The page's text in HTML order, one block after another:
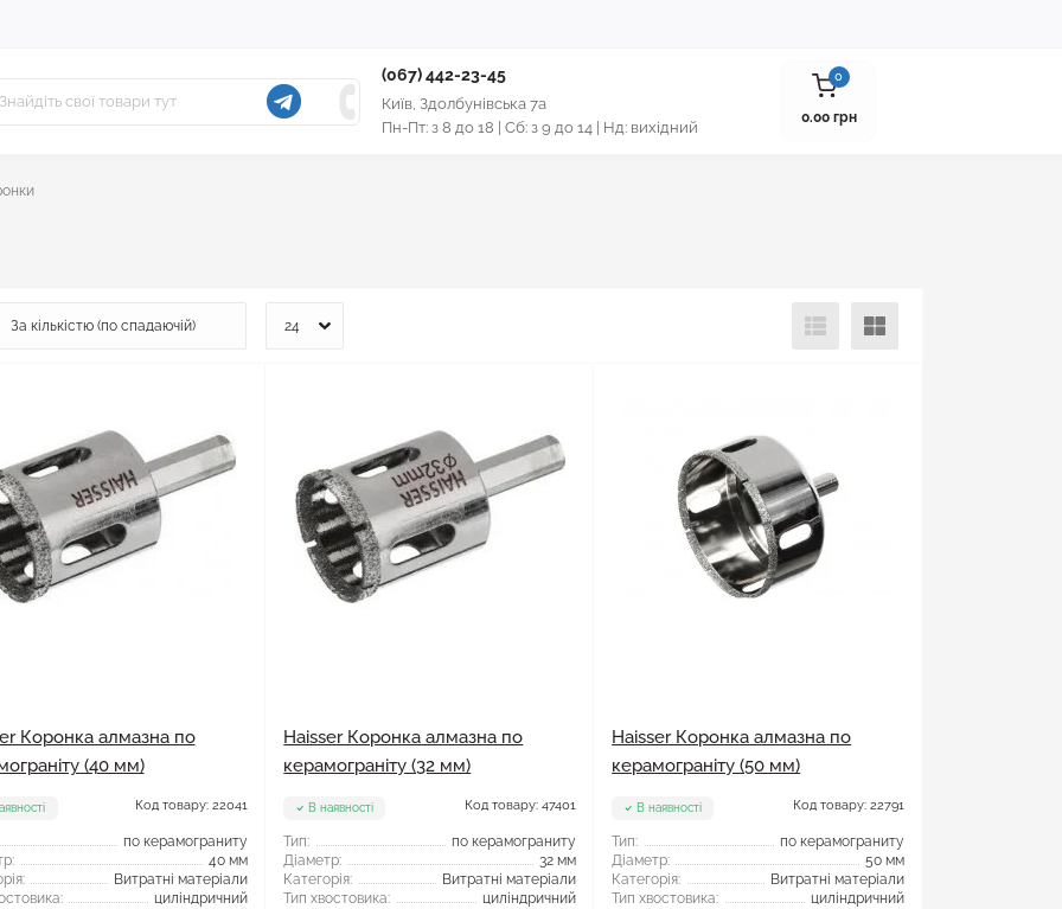
(067) 442-23-45
Київ, Здолбунівська 7а
Пн-Пт: з 8 до 18 | Сб: з 9 до 14 | Нд: вихідний
0
0.00 грн
Коронка алмазна по
(40 мм)
Код товару: 22041
по керамограниту
40 мм
Витратні матеріали
циліндричний
Haisser Коронка алмазна по
керамограніту (32 мм)
В наявності Код товару: 47401
Тип:
по керамограниту
Діаметр:
32 мм
Категорія:
Витратні матеріали
Тип хвостовика:
циліндричний
Haisser Коронка алмазна по
керамограніту (50 мм)
В наявності Код товару: 22791
Тип:
по керамограниту
Діаметр:
50 мм
Категорія:
Витратні матеріали
Тип хвостовика:
циліндричний